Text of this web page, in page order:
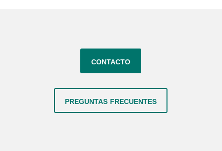
contacto
preguntas frecuentes